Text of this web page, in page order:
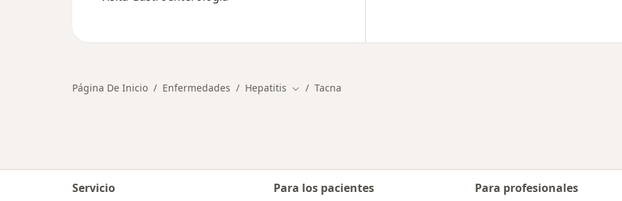
Página De Inicio Enfermedades Hepatitis Cambiar de ciudad
Tacna
Servicio Para los pacientes Para profesionales